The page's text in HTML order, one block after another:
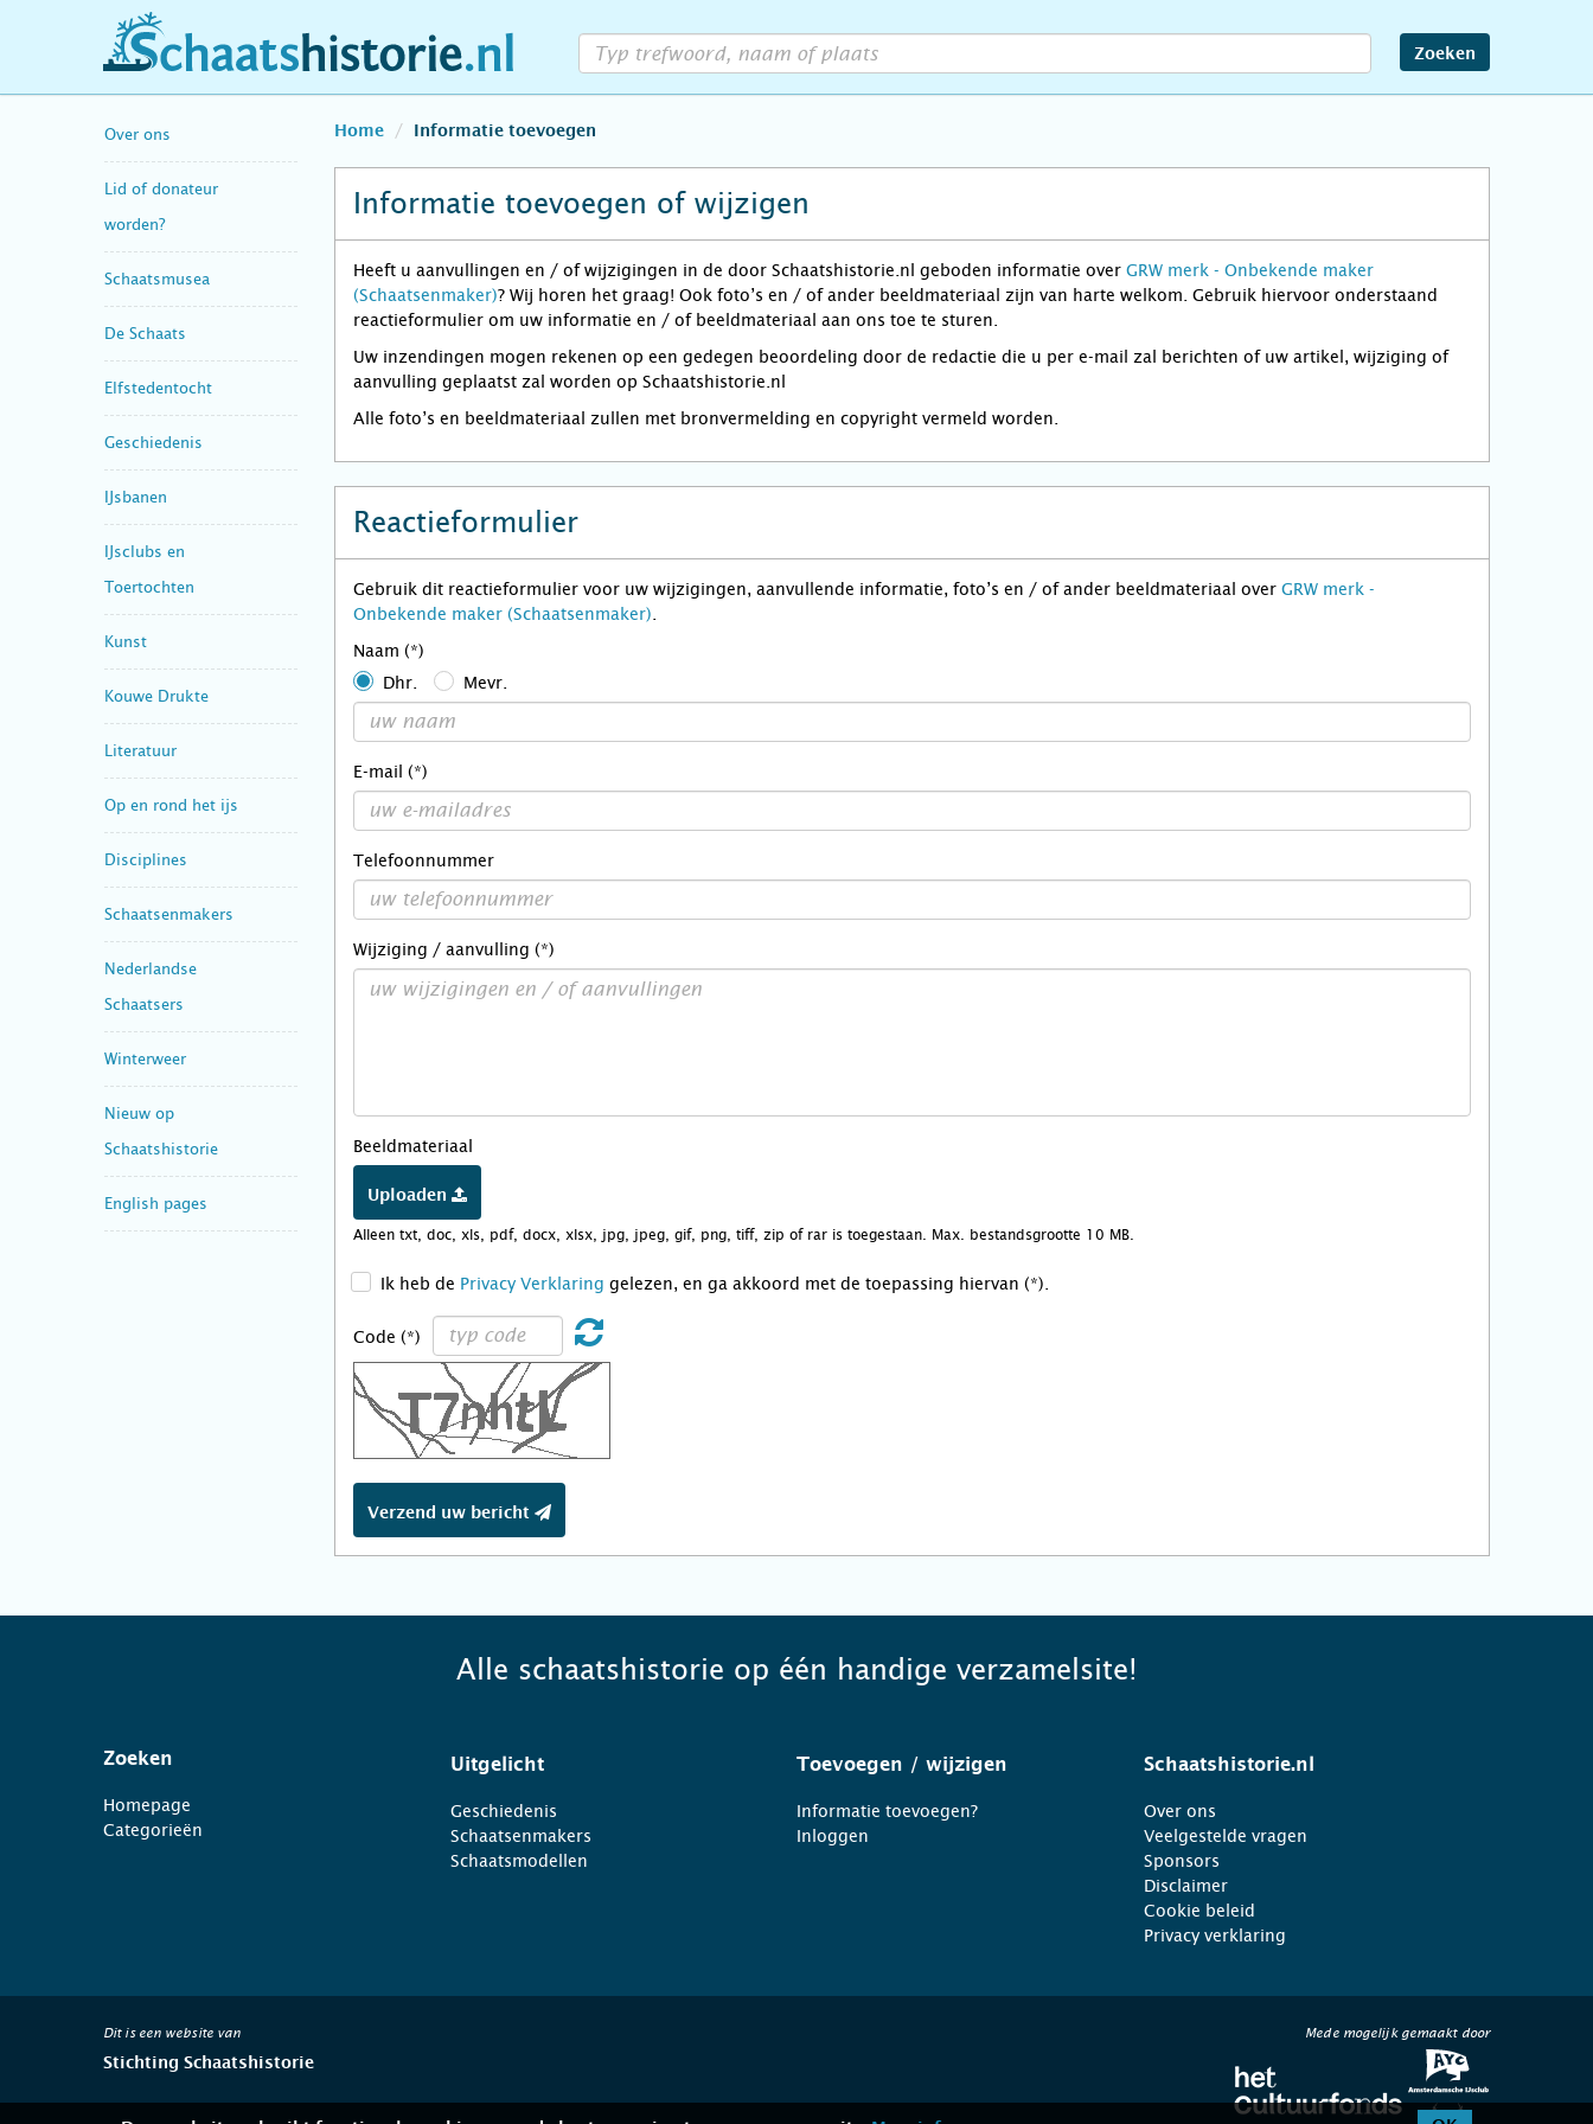
schaatshistorie.nl Zoeken
Over ons
Lid of donateur
worden?
Schaatsmusea
De Schaats
Elfstedentocht
Geschiedenis
IJsbanen
IJsclubs en
Toertochten
Kunst
Kouwe Drukte
Literatuur
Op en rond het ijs
Disciplines
Schaatsenmakers
Nederlandse
Schaatsers
Winterweer
Nieuw op
Schaatshistorie
English pages
Home Informatie toevoegen
Informatie toevoegen of wijzigen
Heeft u aanvullingen en / of wijzigingen in de door Schaatshistorie.nl geboden informatie over GRW merk - Onbekende maker
(Schaatsenmaker)? Wij horen het graag! Ook foto’s en / of ander beeldmateriaal zijn van harte welkom. Gebruik hiervoor onderstaand
reactieformulier om uw informatie en / of beeldmateriaal aan ons toe te sturen.
Uw inzendingen mogen rekenen op een gedegen beoordeling door de redactie die u per e-mail zal berichten of uw artikel, wijziging of
aanvulling geplaatst zal worden op Schaatshistorie.nl
Alle foto’s en beeldmateriaal zullen met bronvermelding en copyright vermeld worden.
Reactieformulier
Gebruik dit reactieformulier voor uw wijzigingen, aanvullende informatie, foto’s en / of ander beeldmateriaal over GRW merk -
Onbekende maker (Schaatsenmaker)
Naam (*)
Dhr.
Mevr.
E-mail (*)
Telefoonnummer
Wijziging / aanvulling (*)
Beeldmateriaal
Uploaden
Alleen txt, doc, xls, pdf, docx, xlsx, jpg, jpeg, gif, png, tiff, zip of rar is toegestaan. Max. bestandsgrootte 10 MB.
Ik heb de Privacy Verklaring gelezen, en ga akkoord met de toepassing hiervan (*).
Code (*)
Verzend uw bericht
Alle schaatshistorie op één handige verzamelsite!
Zoeken
Homepage
Categorieën
Uitgelicht
Geschiedenis
Schaatsenmakers
Schaatsmodellen
Toevoegen / wijzigen
Informatie toevoegen?
Inloggen
Schaatshistorie.nl
Over ons
Veelgestelde vragen
Sponsors
Disclaimer
Cookie beleid
Privacy verklaring
Dit is een website van
Stichting Schaatshistorie
Mede mogelijk gemaakt door